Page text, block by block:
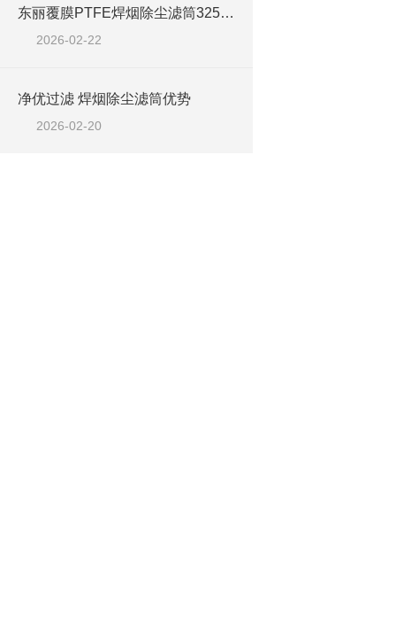
东丽覆膜PTFE焊烟除尘滤筒325*900
2026-02-22
净优过滤 焊烟除尘滤筒优势
2026-02-20